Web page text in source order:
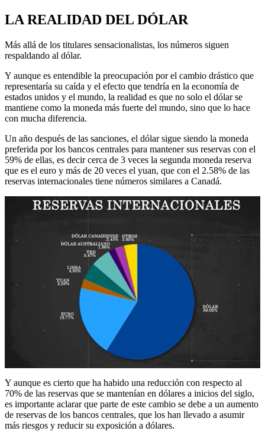
LA REALIDAD DEL DÓLAR
Más allá de los titulares sensacionalistas, los números siguen
respaldando al dólar.
Y aunque es entendible la preocupación por el cambio drástico que
representaría su caída y el efecto que tendría en la economía de
estados unidos y el mundo, la realidad es que no solo el dólar se
mantiene como la moneda más fuerte del mundo, sino que lo hace
con mucha diferencia.
Un año después de las sanciones, el dólar sigue siendo la moneda
preferida por los bancos centrales para mantener sus reservas con el
59% de ellas, es decir cerca de 3 veces la segunda moneda reserva
que es el euro y más de 20 veces el yuan, que con el 2.58% de las
reservas internacionales tiene números similares a Canadá.
Y aunque es cierto que ha habido una reducción con respecto al
70% de las reservas que se mantenían en dólares a inicios del siglo,
es importante aclarar que parte de este cambio se debe a un aumento
de reservas de los bancos centrales, que los han llevado a asumir
más riesgos y reducir su exposición a dólares.